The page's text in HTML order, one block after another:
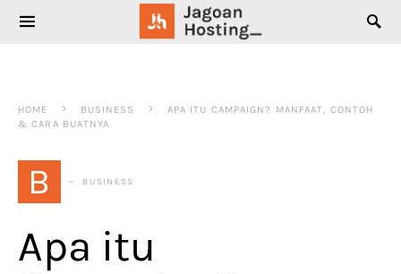
SEARCH FOR:
HOME BUSINESS
APA ITU CAMPAIGN? MANFAAT, CONTOH
& CARA BUATNYA
B BUSINESS
Apa itu